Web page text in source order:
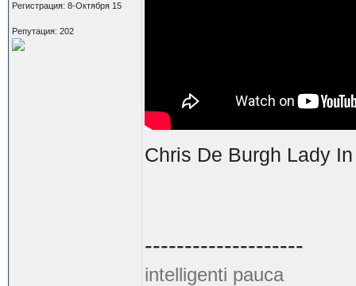
Регистрация: 8-Октября 15
Репутация: 202
Chris De Burgh Lady
--------------------
intelligenti pauca